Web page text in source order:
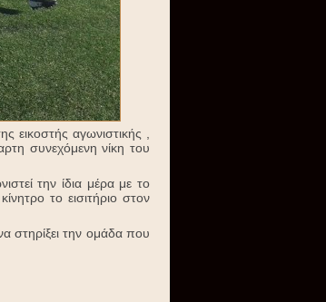
εικοστής αγωνιστικής ,
συνεχόμενη νίκη του
την ίδια μέρα με το
το εισιτήριο στον
στηρίξει την ομάδα που